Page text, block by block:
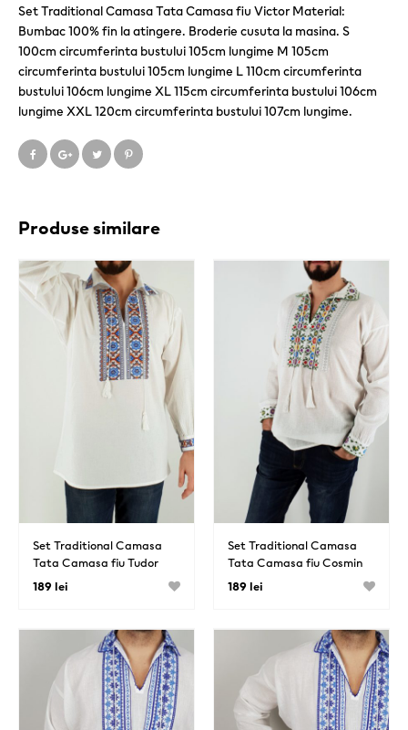
Set Traditional Camasa Tata Camasa fiu Victor Material:
Bumbac 100% fin la atingere. Broderie cusuta la masina. S
100cm circumferinta bustului 105cm lungime M 105cm
circumferinta bustului 105cm lungime L 110cm circumferinta
bustului 106cm lungime XL 115cm circumferinta bustului 106cm
lungime XXL 120cm circumferinta bustului 107cm lungime.
Produse similare
Set Traditional Camasa
Tata Camasa fiu Tudor
189 lei
Set Traditional Camasa
Tata Camasa fiu Cosmin
189 lei